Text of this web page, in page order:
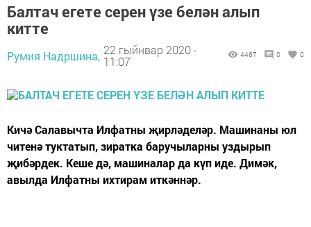
Балтач егете серен үзе белән алып
китте
Румия Надршина, 22 гыйнвар 2020 -
11:07
4467 0 0
Кичә Салавычта Илфатны җирләделәр. Машинаны юл
читенә туктатып, зиратка баручыларны уздырып
җибәрдек. Кеше дә, машиналар да күп иде. Димәк,
авылда Илфатны ихтирам иткәннәр.